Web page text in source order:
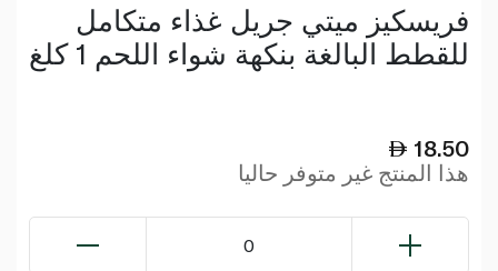
فريسكيز ميتي جريل غذاء متكامل
للقطط البالغة بنكهة شواء اللحم 1 كلغ
18.50
هذا المنتج غير متوفر حاليا
0